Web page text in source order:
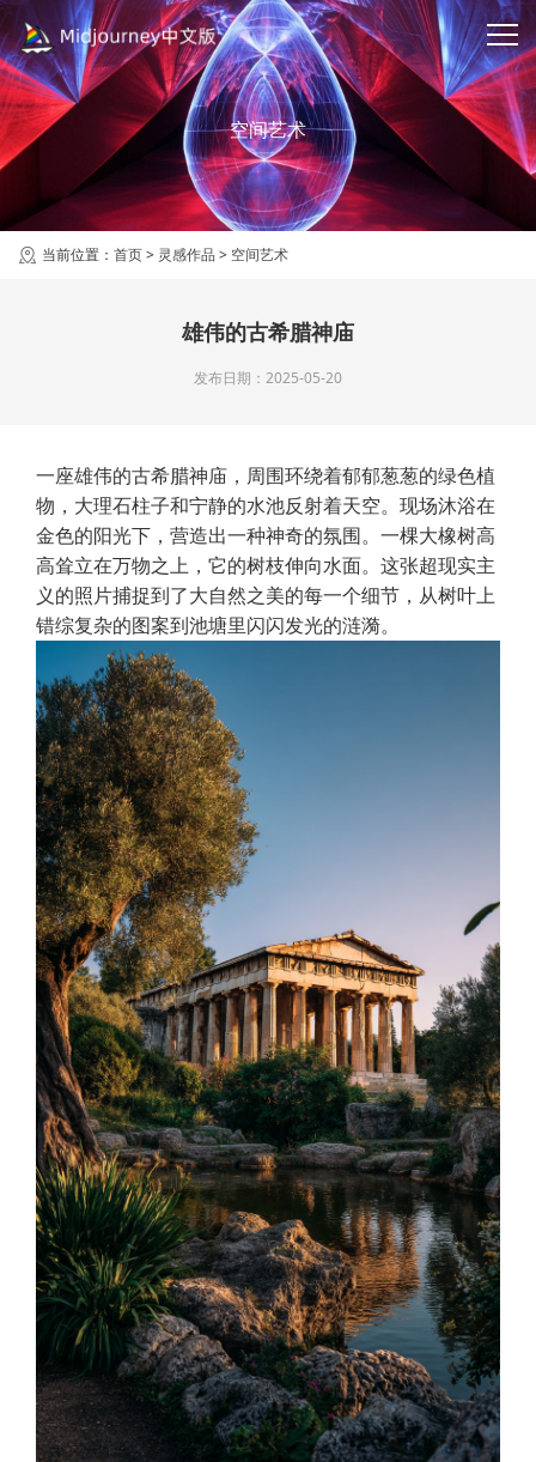
空间艺术
当前位置： 首页> 灵感作品 > 空间艺术
雄伟的古希腊神庙
发布日期：2025-05-20
一座雄伟的古希腊神庙，周围环绕着郁郁葱葱的绿色植
物，大理石柱子和宁静的水池反射着天空。现场沐浴在
金色的阳光下，营造出一种神奇的氛围。一棵大橡树高
高耸立在万物之上，它的树枝伸向水面。这张超现实主
义的照片捕捉到了大自然之美的每一个细节，从树叶上
错综复杂的图案到池塘里闪闪发光的涟漪。